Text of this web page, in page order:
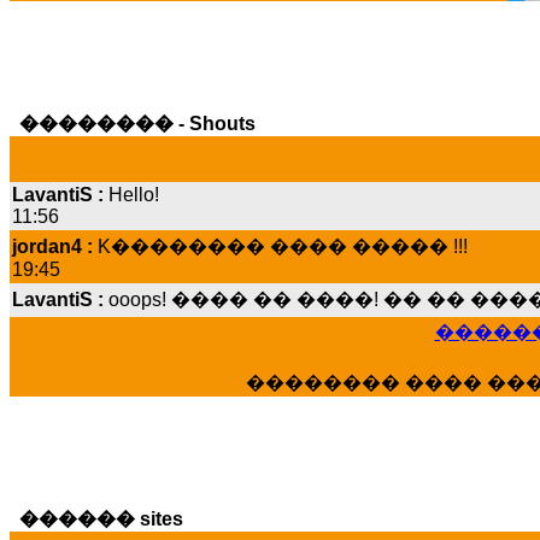
�������� - Shouts
11:56
jordan4 :
19:45
LavantiS :
���� ���; ���� ��� ��� ��������
veronica :E���� 2012 ��� ����� ���
�������� ����
������ sites